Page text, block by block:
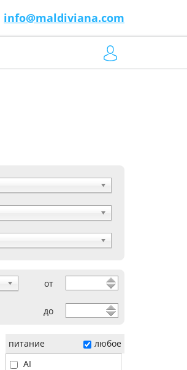
info@maldiviana.com
от
до
питание
любое
AI